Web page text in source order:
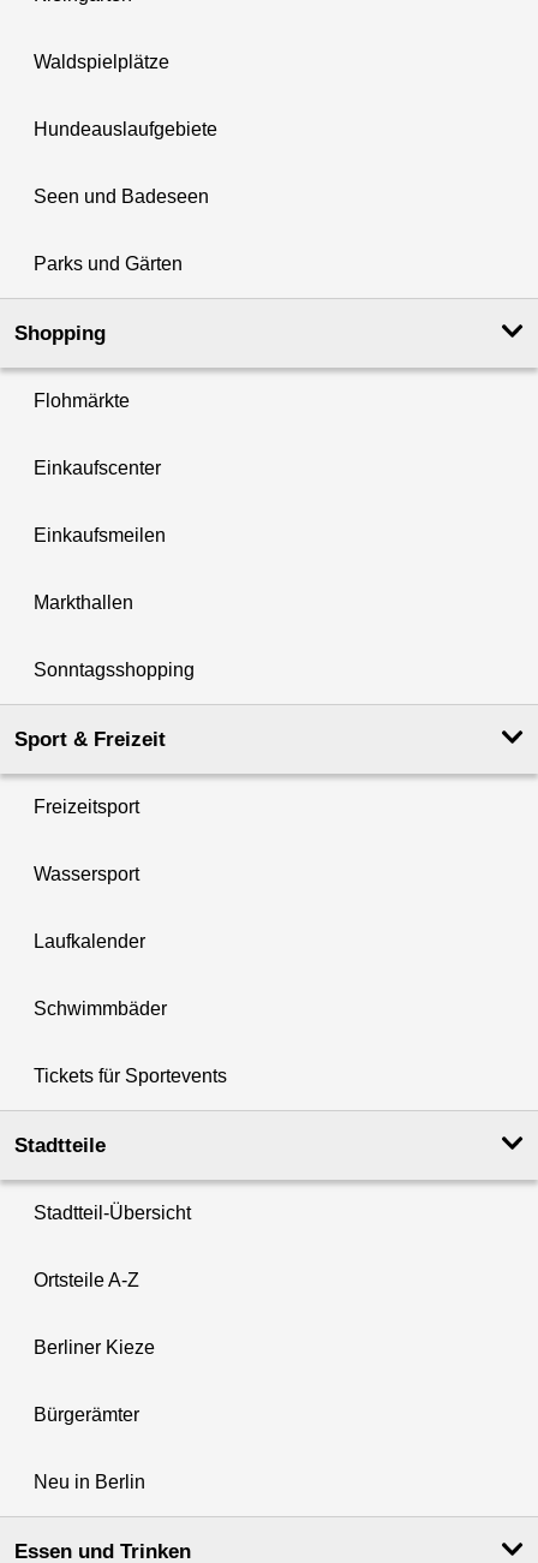
Waldspielplätze
Hundeauslaufgebiete
Seen und Badeseen
Parks und Gärten
Shopping
Flohmärkte
Einkaufscenter
Einkaufsmeilen
Markthallen
Sonntagsshopping
Sport & Freizeit
Freizeitsport
Wassersport
Laufkalender
Schwimmbäder
Tickets für Sportevents
Stadtteile
Stadtteil-Übersicht
Ortsteile A-Z
Berliner Kieze
Bürgerämter
Neu in Berlin
Essen und Trinken